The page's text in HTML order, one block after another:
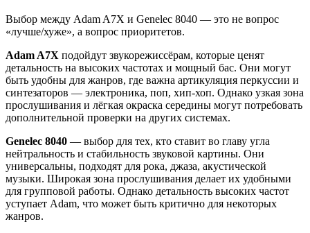
Выбор между Adam A7X и Genelec 8040 — это не вопрос
«лучше/хуже», а вопрос приоритетов.
Adam A7X подойдут звукорежиссёрам, которые ценят
детальность на высоких частотах и мощный бас. Они могут
быть удобны для жанров, где важна артикуляция перкуссии и
синтезаторов — электроника, поп, хип-хоп. Однако узкая зона
прослушивания и лёгкая окраска середины могут потребовать
дополнительной проверки на других системах.
Genelec 8040 — выбор для тех, кто ставит во главу угла
нейтральность и стабильность звуковой картины. Они
универсальны, подходят для рока, джаза, акустической
музыки. Широкая зона прослушивания делает их удобными
для групповой работы. Однако детальность высоких частот
уступает Adam, что может быть критично для некоторых
жанров.